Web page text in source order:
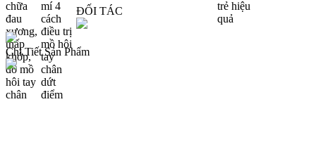
ĐỐI TÁC
Chi Tiết Sản Phẩm